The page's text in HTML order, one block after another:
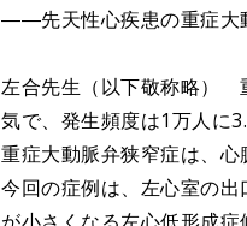
――先天性心疾患の重症大
左合先生（以下敬称略）
気で、発生頻度は1万人に
重症大動脈弁狭窄症は、心
今回の症例は、左心室の